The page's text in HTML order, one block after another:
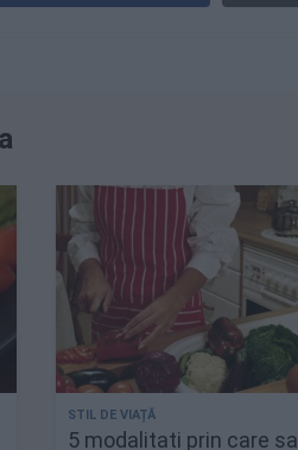
5 modalitati prin care sa